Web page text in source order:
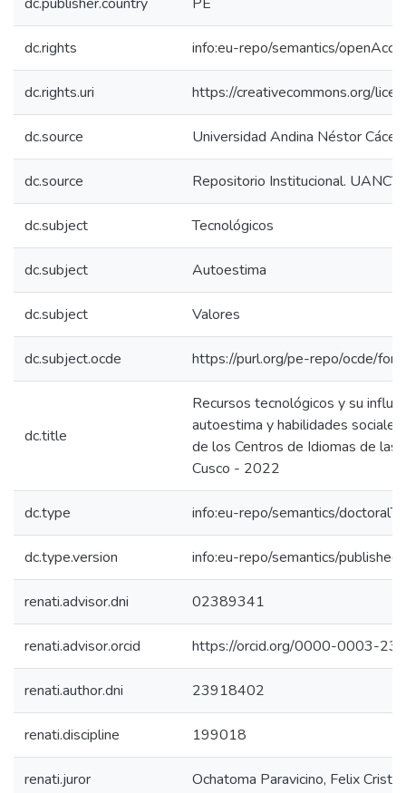
dc.rights info:eu-repo/semantics/
dc.rights.uri https://creativecommons.org/
dc.source Universidad Andina Néstor
dc.source Repositorio Institucional. UANCV
dc.subject Tecnológicos
dc.subject Autoestima
dc.subject Valores
dc.subject.ocde https://purl.org/pe-repo/ocde/
dc.title
Recursos tecnológicos y su
autoestima y habilidades
de los Centros de Idiomas de las
Cusco - 2022
dc.type info:eu-repo/semantics/
dc.type.version info:eu-repo/semantics/
renati.advisor.dni 02389341
renati.advisor.orcid https://orcid.org/0000-0003-
renati.author.dni 23918402
renati.discipline 199018
renati.juror Ochatoma Paravicino, Felix